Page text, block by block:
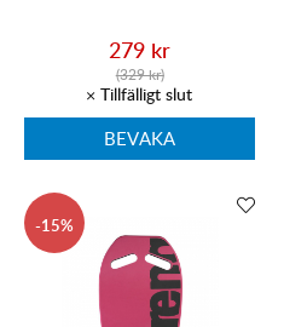
279 kr
(329 kr)
BEVAKA
15